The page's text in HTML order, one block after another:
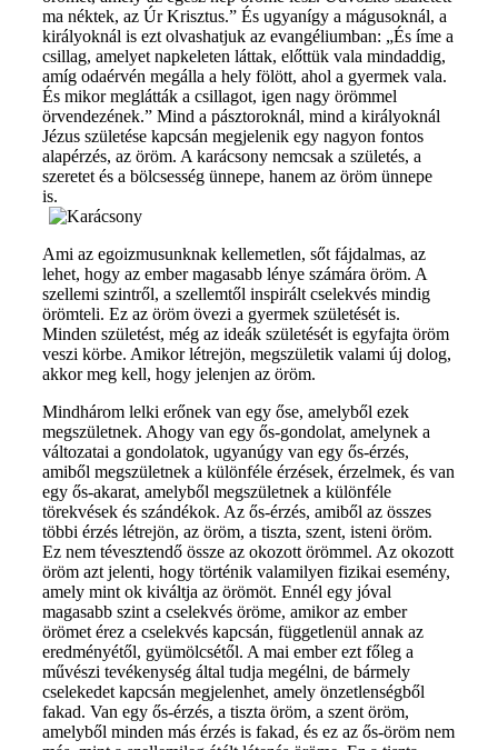
ma néktek, az Úr Krisztus.” És ugyanígy a mágusoknál, a
királyoknál is ezt olvashatjuk az evangéliumban: „És íme a
csillag, amelyet napkeleten láttak, előttük vala mindaddig,
amíg odaérvén megálla a hely fölött, ahol a gyermek vala.
És mikor meglátták a csillagot, igen nagy örömmel
örvendezének.” Mind a pásztoroknál, mind a királyoknál
Jézus születése kapcsán megjelenik egy nagyon fontos
alapérzés, az öröm. A karácsony nemcsak a születés, a
szeretet és a bölcsesség ünnepe, hanem az öröm ünnepe
is.
Ami az egoizmusunknak kellemetlen, sőt fájdalmas, az
lehet, hogy az ember magasabb lénye számára öröm. A
szellemi szintről, a szellemtől inspirált cselekvés mindig
örömteli. Ez az öröm övezi a gyermek születését is.
Minden születést, még az ideák születését is egyfajta öröm
veszi körbe. Amikor létrejön, megszületik valami új dolog,
akkor meg kell, hogy jelenjen az öröm.
Mindhárom lelki erőnek van egy őse, amelyből ezek
megszületnek. Ahogy van egy ős-gondolat, amelynek a
változatai a gondolatok, ugyanúgy van egy ős-érzés,
amiből megszületnek a különféle érzések, érzelmek, és van
egy ős-akarat, amelyből megszületnek a különféle
törekvések és szándékok. Az ős-érzés, amiből az összes
többi érzés létrejön, az öröm, a tiszta, szent, isteni öröm.
Ez nem tévesztendő össze az okozott örömmel. Az okozott
öröm azt jelenti, hogy történik valamilyen fizikai esemény,
amely mint ok kiváltja az örömöt. Ennél egy jóval
magasabb szint a cselekvés öröme, amikor az ember
örömet érez a cselekvés kapcsán, függetlenül annak az
eredményétől, gyümölcsétől. A mai ember ezt főleg a
művészi tevékenység által tudja megélni, de bármely
cselekedet kapcsán megjelenhet, amely önzetlenségből
fakad. Van egy ős-érzés, a tiszta öröm, a szent öröm,
amelyből minden más érzés is fakad, és ez az ős-öröm nem